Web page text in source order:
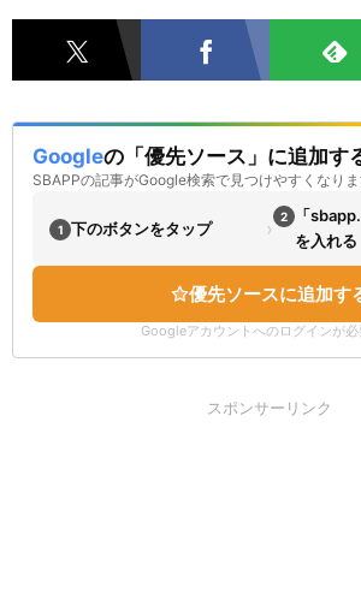
Googleの「優先ソース」に追加す
SBAPPの記事がGoogle検索で見つけやすくなり
1 下のボタンをタップ › 2
「
を入れる
優先ソースに追加す
Googleアカウントへのログインが必
スポンサーリンク